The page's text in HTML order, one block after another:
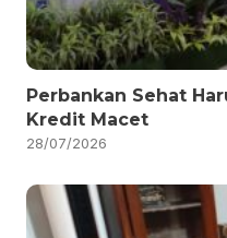
Perbankan Sehat
Kredit Macet
28/07/2026